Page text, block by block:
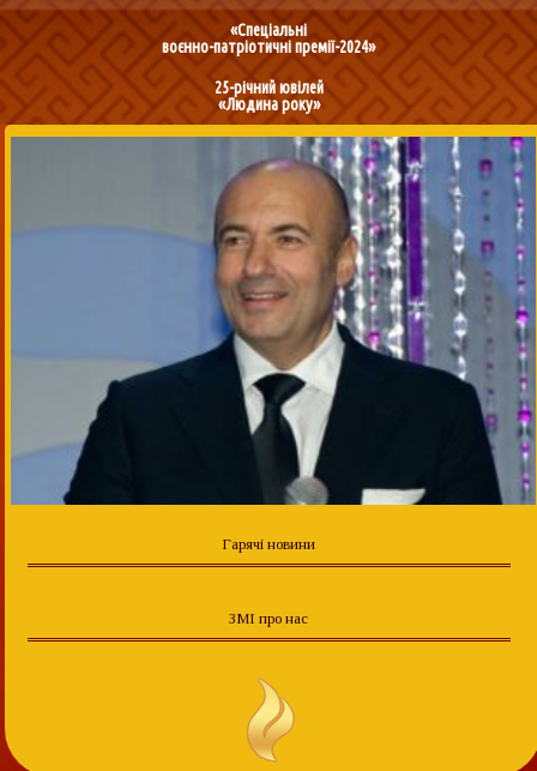
«Спеціальні
воєнно-патріотичні премії-2024»
25-річний ювілей
«Людина року»
Гарячі новини
ЗМІ про нас